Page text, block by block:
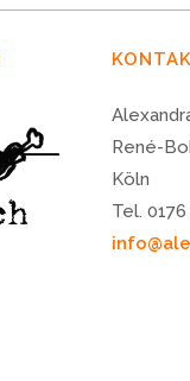
René-
Köln
Tel.